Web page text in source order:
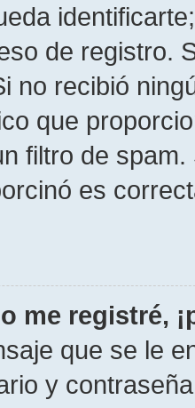
de registro.
no recibió
que
filtro de
es
me registré,
que se le
y